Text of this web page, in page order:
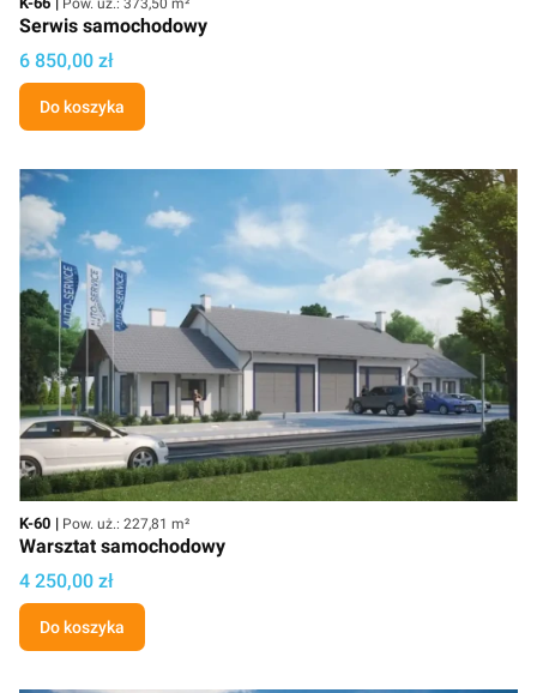
Pow. uż.: 373,50 m²
Serwis samochodowy
Cena projektu
6 850,00 zł
Do koszyka
Kod
K-60 Powierzchnia użytkowa
Pow. uż.: 227,81 m²
Warsztat samochodowy
Cena projektu
4 250,00 zł
Do koszyka